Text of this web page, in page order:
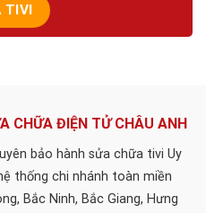
CHỮA ĐIỆN TỬ CHÂU ANH
bảo hành sửa chữa tivi Uy
thống chi nhánh toàn miền
Bắc Ninh, Bắc Giang, Hưng